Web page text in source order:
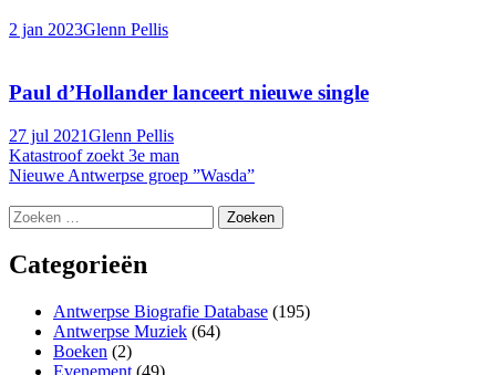
2 jan 2023Glenn Pellis
Paul d’Hollander lanceert nieuwe single
27 jul 2021Glenn Pellis
Berichtnavigatie
Katastroof zoekt 3e man
Nieuwe Antwerpse groep ”Wasda”
Zoeken
naar:
Categorieën
Antwerpse Biografie Database (195)
Antwerpse Muziek (64)
Boeken (2)